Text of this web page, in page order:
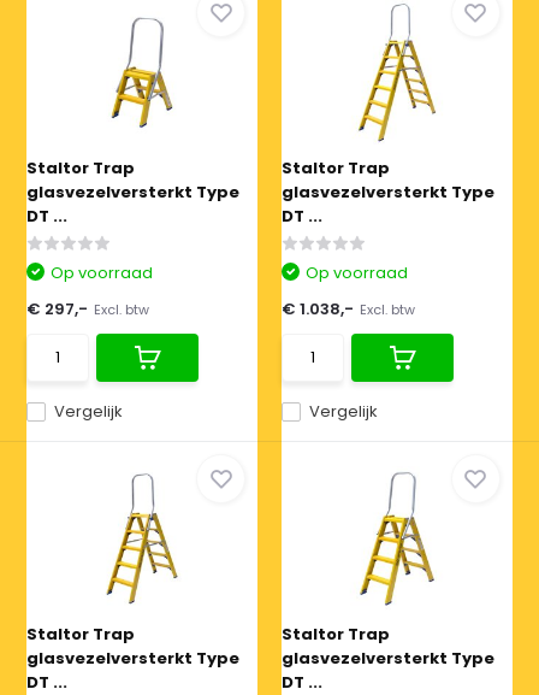
Staltor Trap
glasvezelversterkt Type
DT ...
Vergelijk
Op voorraad
€ 297,- Excl. btw
Staltor Trap
glasvezelversterkt Type
DT ...
Vergelijk
Op voorraad
€ 1.038,- Excl. btw
Staltor Trap
glasvezelversterkt Type
DT ...
Staltor Trap
glasvezelversterkt Type
DT ...